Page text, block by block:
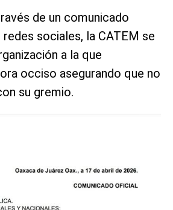
de un comunicado
sociales, la CATEM se
a la que
occiso asegurando que no
su gremio.